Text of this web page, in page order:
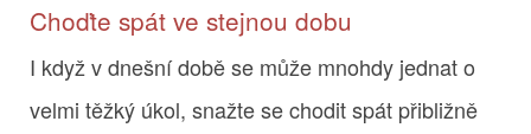
Choďte spát ve stejnou dobu
I když v dnešní době se může mnohdy jednat o
velmi těžký úkol, snažte se chodit spát přibližně